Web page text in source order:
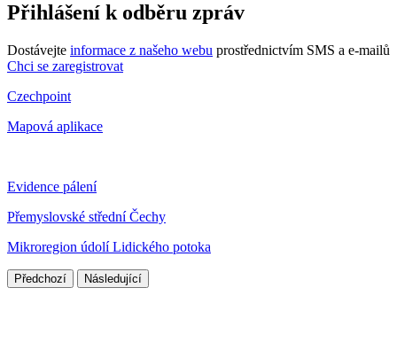
Přihlášení k odběru zpráv
Dostávejte informace z našeho webu prostřednictvím SMS a e-mailů
Chci se zaregistrovat
Czechpoint
Mapová aplikace
Evidence pálení
Přemyslovské střední Čechy
Mikroregion údolí Lidického potoka
Předchozí Následující